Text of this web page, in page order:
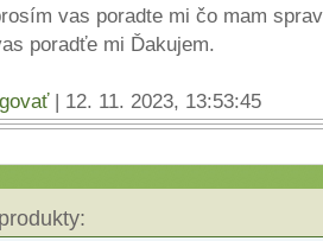
vas poradte mi čo mam
poradťe mi Ďakujem.
| 12. 11. 2023, 13:53:45